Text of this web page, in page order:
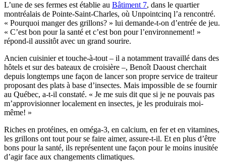
L’une de ses fermes est établie au Bâtiment 7, dans le quartier
montréalais de Pointe-Saint-Charles, où Unpointcinq l’a rencontré.
« Pourquoi manger des grillons? » lui demande-t-on d’entrée de jeu.
« C’est bon pour la santé et c’est bon pour l’environnement! »
répond-il aussitôt avec un grand sourire.
Ancien cuisinier et touche-à-tout – il a notamment travaillé dans des
hôtels et sur des bateaux de croisière –, Benoît Daoust cherchait
depuis longtemps une façon de lancer son propre service de traiteur
proposant des plats à base d’insectes. Mais impossible de se fournir
au Québec, a-t-il constaté. « Je me suis dit que si je ne pouvais pas
m’approvisionner localement en insectes, je les produirais moi-
même! »
Riches en protéines, en oméga-3, en calcium, en fer et en vitamines,
les grillons ont tout pour se faire aimer, assure-t-il. Et en plus d’être
bons pour la santé, ils représentent une façon pour le moins inusitée
d’agir face aux changements climatiques.